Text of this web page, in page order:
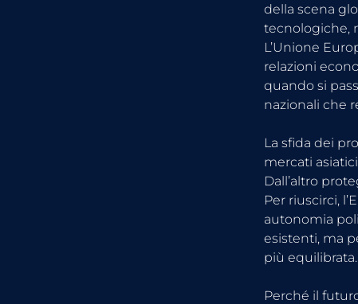
della scena
tecnologiche,
L’Unione
relazioni
quando si
nazionali che
La sfida dei
mercati
Dall’altro
Per riuscirci,
autonomia
esistenti, ma
più equilibrata.
Perché il